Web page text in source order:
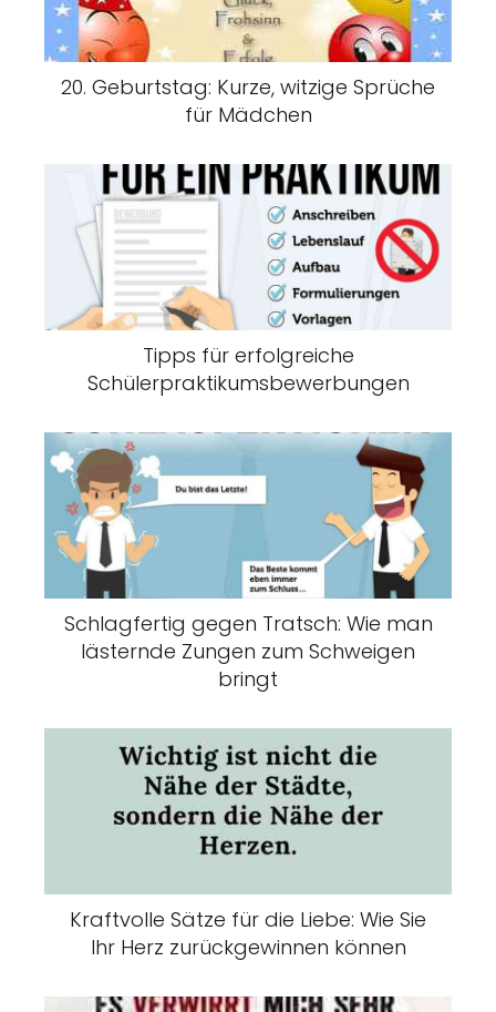
20. Geburtstag: Kurze, witzige Sprüche
für Mädchen
Tipps für erfolgreiche
Schülerpraktikumsbewerbungen
Schlagfertig gegen Tratsch: Wie man
lästernde Zungen zum Schweigen
bringt
Kraftvolle Sätze für die Liebe: Wie Sie
Ihr Herz zurückgewinnen können